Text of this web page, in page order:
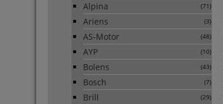
Alpina (71)
Ariens (3)
AS-Motor (48)
AYP (10)
Bolens (43)
Bosch (7)
Brill (29)